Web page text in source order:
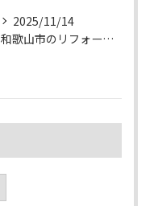
2025/11/14
和歌山市のリフォーム工事の流れ｜着工から完成まで徹底解説【2025年版】